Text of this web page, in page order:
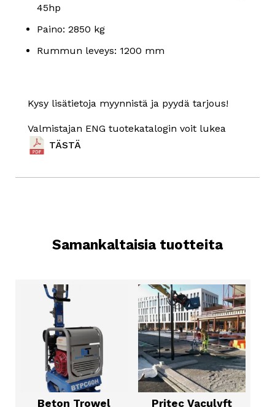
45hp
Paino: 2850 kg
Rummun leveys: 1200 mm
Kysy lisätietoja myynnistä ja pyydä tarjous!
Valmistajan ENG tuotekatalogin voit lukea
TÄSTÄ
Samankaltaisia tuotteita
Beton Trowel
Pritec Vaculyft